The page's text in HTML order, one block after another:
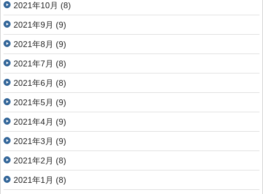
2021年10月 (8)
2021年9月 (9)
2021年8月 (9)
2021年7月 (8)
2021年6月 (8)
2021年5月 (9)
2021年4月 (9)
2021年3月 (9)
2021年2月 (8)
2021年1月 (8)